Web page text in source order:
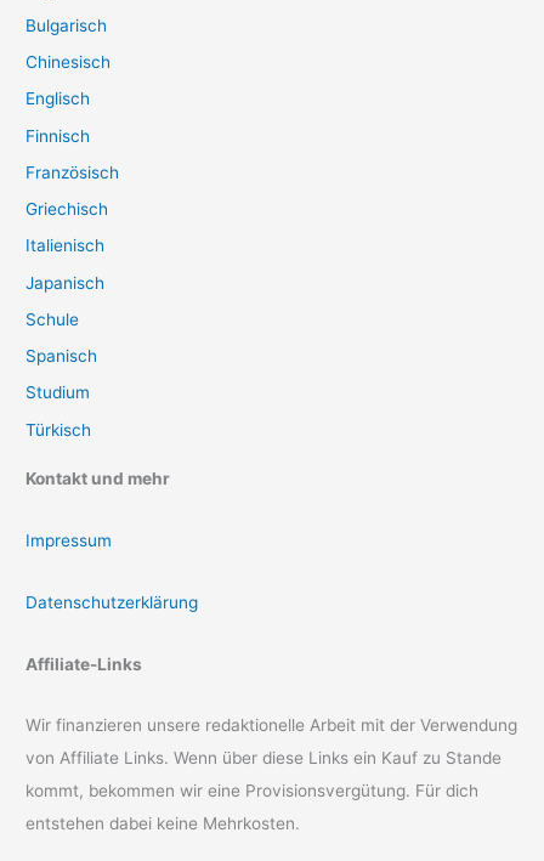
Bulgarisch
Chinesisch
Englisch
Finnisch
Französisch
Griechisch
Italienisch
Japanisch
Schule
Spanisch
Studium
Türkisch
Kontakt und mehr
Impressum
Datenschutzerklärung
Affiliate-Links
Wir finanzieren unsere redaktionelle Arbeit mit der Verwendung
von Affiliate Links. Wenn über diese Links ein Kauf zu Stande
kommt, bekommen wir eine Provisionsvergütung. Für dich
entstehen dabei keine Mehrkosten.